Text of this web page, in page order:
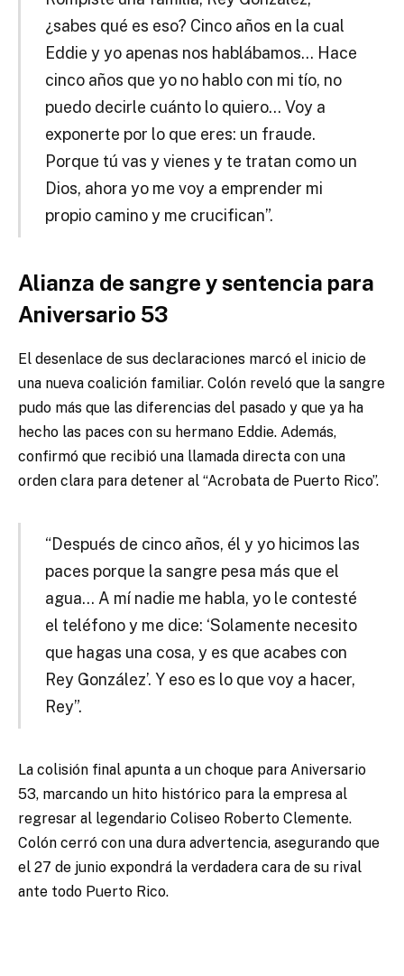
¿sabes qué es eso? Cinco años en la cual
Eddie y yo apenas nos hablábamos… Hace
cinco años que yo no hablo con mi tío, no
puedo decirle cuánto lo quiero… Voy a
exponerte por lo que eres: un fraude.
Porque tú vas y vienes y te tratan como un
Dios, ahora yo me voy a emprender mi
propio camino y me crucifican”.
Alianza de sangre y sentencia para
Aniversario 53
El desenlace de sus declaraciones marcó el inicio de
una nueva coalición familiar. Colón reveló que la sangre
pudo más que las diferencias del pasado y que ya ha
hecho las paces con su hermano Eddie. Además,
confirmó que recibió una llamada directa con una
orden clara para detener al “Acrobata de Puerto Rico”.
“Después de cinco años, él y yo hicimos las
paces porque la sangre pesa más que el
agua… A mí nadie me habla, yo le contesté
el teléfono y me dice: ‘Solamente necesito
que hagas una cosa, y es que acabes con
Rey González’. Y eso es lo que voy a hacer,
Rey”.
La colisión final apunta a un choque para Aniversario
53, marcando un hito histórico para la empresa al
regresar al legendario Coliseo Roberto Clemente.
Colón cerró con una dura advertencia, asegurando que
el 27 de junio expondrá la verdadera cara de su rival
ante todo Puerto Rico.